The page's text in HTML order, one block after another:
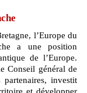
a une position
de l’Europe.
Conseil général de
investit
et développer